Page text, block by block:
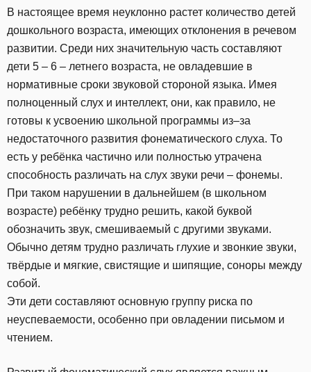
В настоящее время неуклонно растет количество детей
дошкольного возраста, имеющих отклонения в речевом
развитии. Среди них значительную часть составляют
дети 5 – 6 – летнего возраста, не овладевшие в
нормативные сроки звуковой стороной языка. Имея
полноценный слух и интеллект, они, как правило, не
готовы к усвоению школьной программы из–за
недостаточного развития фонематического слуха. То
есть у ребёнка частично или полностью утрачена
способность различать на слух звуки речи – фонемы.
При таком нарушении в дальнейшем (в школьном
возрасте) ребёнку трудно решить, какой буквой
обозначить звук, смешиваемый с другими звуками.
Обычно детям трудно различать глухие и звонкие звуки,
твёрдые и мягкие, свистящие и шипящие, соноры между
собой.
Эти дети составляют основную группу риска по
неуспеваемости, особенно при овладении письмом и
чтением.